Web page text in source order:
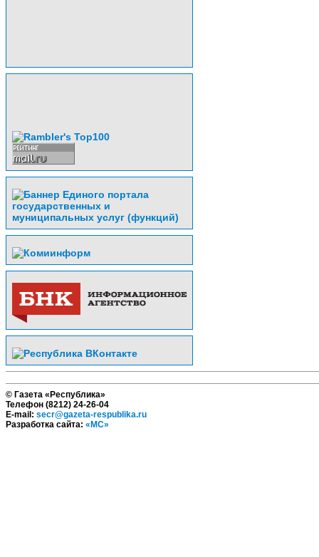
© Газета «Республика»
Телефон (8212) 24-26-04
E-mail: secr@gazeta-respublika.ru
Разработка сайта: «МС»